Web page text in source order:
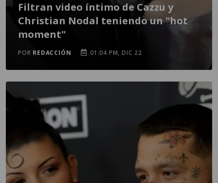
Filtran video íntimo de Cazzu y
Christian Nodal teniendo un "hot
moment"
POR REDACCIÓN 01:04 PM, DIC 22